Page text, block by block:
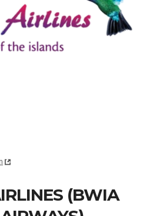
(BWIA